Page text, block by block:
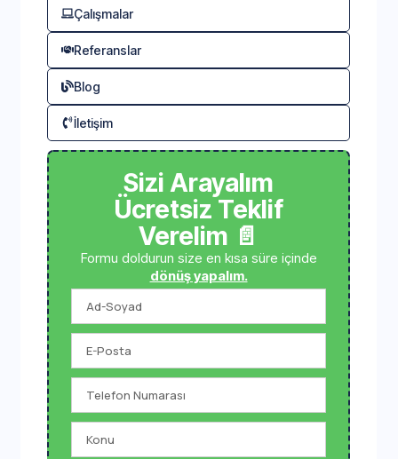
Çalışmalar
Referanslar
Blog
İletişim
Sizi Arayalım
Ücretsiz Teklif
Verelim 📄
Formu doldurun size en kısa süre içinde
dönüş yapalım.